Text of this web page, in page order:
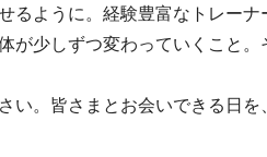
るように。経験豊富なトレー
少しずつ変わっていくこと。
。皆さまとお会いできる日